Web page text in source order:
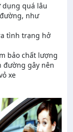
dụng quá lâu
như
tình trạng hở
bảo chất lượng
đường gây nên
xe